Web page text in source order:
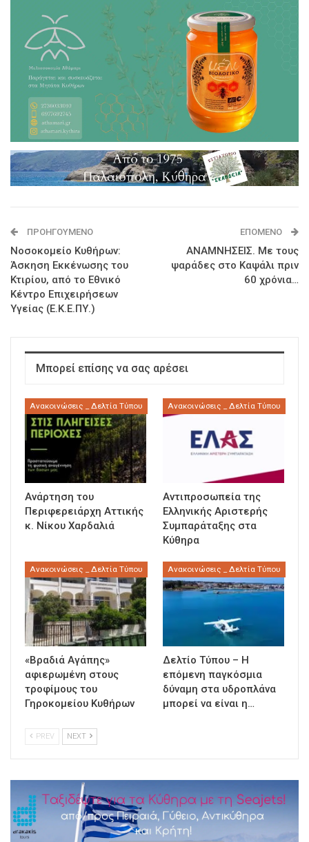
ΠΡΟΗΓΟΎΜΕΝΟ
Νοσοκομείο Κυθήρων:
Άσκηση Εκκένωσης του
Κτιρίου, από το Εθνικό
Κέντρο Επιχειρήσεων
Υγείας (Ε.Κ.Ε.ΠΥ.)
ΕΠΌΜΕΝΟ
ΑΝΑΜΝΗΣΕΙΣ. Με τους
ψαράδες στο Καψάλι πριν
60 χρόνια…
Μπορεί επίσης να σας αρέσει
Ανακοινώσεις _ Δελτία Τύπου
Ανάρτηση του
Περιφερειάρχη Αττικής
κ. Νίκου Χαρδαλιά
Ανακοινώσεις _ Δελτία Τύπου
Αντιπροσωπεία της
Ελληνικής Αριστερής
Συμπαράταξης στα
Κύθηρα
Ανακοινώσεις _ Δελτία Τύπου
«Βραδιά Αγάπης»
αφιερωμένη στους
τροφίμους του
Γηροκομείου Κυθήρων
Ανακοινώσεις _ Δελτία Τύπου
Δελτίο Τύπου – Η
επόμενη παγκόσμια
δύναμη στα υδροπλάνα
μπορεί να είναι η…
PREV NEXT